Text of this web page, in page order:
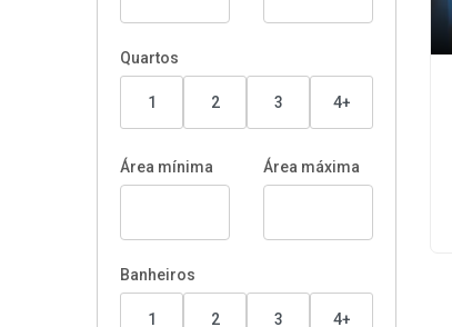
Quartos
1 2 3 4+
Área mínima Área máxima
Banheiros
1 2 3 4+